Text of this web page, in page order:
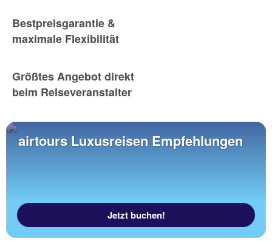
Bestpreisgarantie &
maximale Flexibilität
Größtes Angebot direkt
beim Reiseveranstalter
airtours Luxusreisen Empfehlungen
Jetzt buchen!